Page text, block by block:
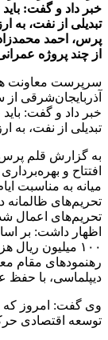
خبر داد و گفت:
تبدیلی از نفت، به
پرس، احمد
از چند پروژه
سرپرست معاونت
خبر داد و گفت:
تبدیلی از نفت، به
به گزارش قلم
افتتاح و
میانه به مناسبت
تحریم‌های ظالمانه
تحریم‌های اعمال
۱۰۰ میلیون
رهنمودهای مقام
دیپلماسی، با
وی گفت: امروز که
توسعه اقتصادی